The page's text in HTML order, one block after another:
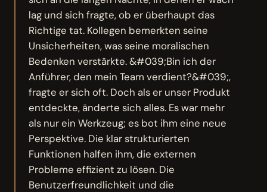
lag und sich fragte, ob er überhaupt das
Richtige tat. Kollegen bemerkten seine
Unsicherheiten, was seine moralischen
Bedenken verstärkte. &#039;Bin ich der
Anführer, den mein Team verdient?&#039;,
fragte er sich oft. Doch als er unser Produkt
entdeckte, änderte sich alles. Es war mehr
als nur ein Werkzeug; es bot ihm eine neue
Perspektive. Die klar strukturierten
Funktionen halfen ihm, die externen
Probleme effizient zu lösen. Die
Benutzerfreundlichkeit und die